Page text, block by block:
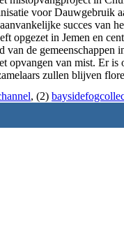
voor Dauwgebruik
succes van
opgezet in Jemen en
van de
opvangen van mist. Er
zullen blijven
, (2)